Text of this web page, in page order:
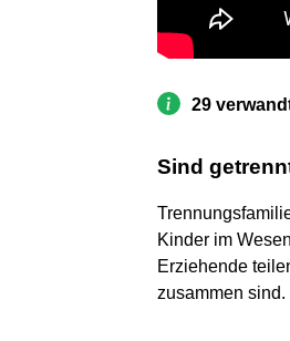
29
Sind
Kinder im
Erziehende
zusammen sind.